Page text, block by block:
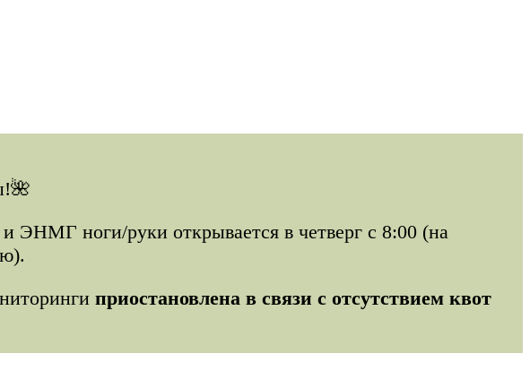
ноги/руки открывается в четверг с 8:00 (на
приостановлена в связи с отсутствием квот